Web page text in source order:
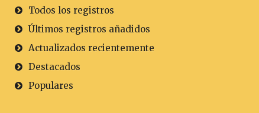
Todos los registros
Últimos registros añadidos
Actualizados recientemente
Destacados
Populares